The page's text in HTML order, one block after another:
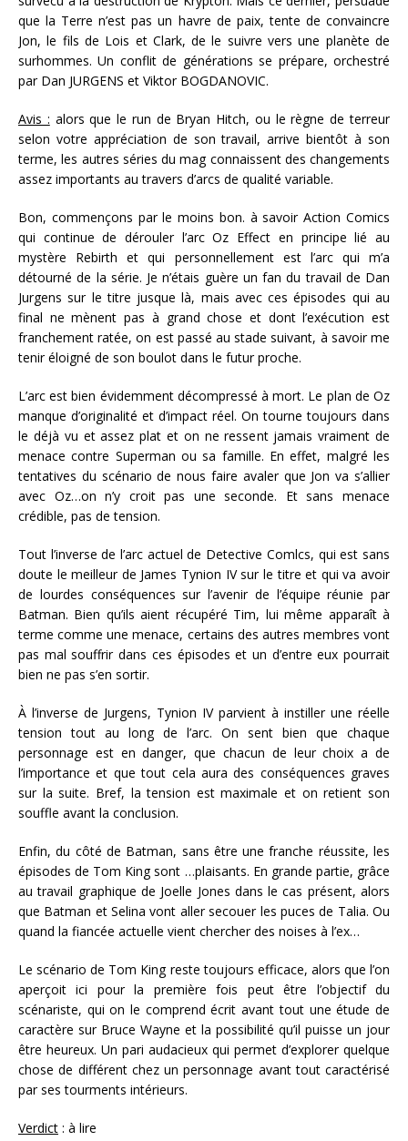
que la Terre n’est pas un havre de paix, tente de convaincre
Jon, le fils de Lois et Clark, de le suivre vers une planète de
surhommes. Un conflit de générations se prépare, orchestré
par Dan JURGENS et Viktor BOGDANOVIC.
Avis : alors que le run de Bryan Hitch, ou le règne de terreur
selon votre appréciation de son travail, arrive bientôt à son
terme, les autres séries du mag connaissent des changements
assez importants au travers d’arcs de qualité variable.
Bon, commençons par le moins bon. à savoir Action Comics
qui continue de dérouler l’arc Oz Effect en principe lié au
mystère Rebirth et qui personnellement est l’arc qui m’a
détourné de la série. Je n’étais guère un fan du travail de Dan
Jurgens sur le titre jusque là, mais avec ces épisodes qui au
final ne mènent pas à grand chose et dont l’exécution est
franchement ratée, on est passé au stade suivant, à savoir me
tenir éloigné de son boulot dans le futur proche.
L’arc est bien évidemment décompressé à mort. Le plan de Oz
manque d’originalité et d’impact réel. On tourne toujours dans
le déjà vu et assez plat et on ne ressent jamais vraiment de
menace contre Superman ou sa famille. En effet, malgré les
tentatives du scénario de nous faire avaler que Jon va s’allier
avec Oz…on n’y croit pas une seconde. Et sans menace
crédible, pas de tension.
Tout l’inverse de l’arc actuel de Detective Comlcs, qui est sans
doute le meilleur de James Tynion IV sur le titre et qui va avoir
de lourdes conséquences sur l’avenir de l’équipe réunie par
Batman. Bien qu’ils aient récupéré Tim, lui même apparaît à
terme comme une menace, certains des autres membres vont
pas mal souffrir dans ces épisodes et un d’entre eux pourrait
bien ne pas s’en sortir.
À l’inverse de Jurgens, Tynion IV parvient à instiller une réelle
tension tout au long de l’arc. On sent bien que chaque
personnage est en danger, que chacun de leur choix a de
l’importance et que tout cela aura des conséquences graves
sur la suite. Bref, la tension est maximale et on retient son
souffle avant la conclusion.
Enfin, du côté de Batman, sans être une franche réussite, les
épisodes de Tom King sont …plaisants. En grande partie, grâce
au travail graphique de Joelle Jones dans le cas présent, alors
que Batman et Selina vont aller secouer les puces de Talia. Ou
quand la fiancée actuelle vient chercher des noises à l’ex…
Le scénario de Tom King reste toujours efficace, alors que l’on
aperçoit ici pour la première fois peut être l’objectif du
scénariste, qui on le comprend écrit avant tout une étude de
caractère sur Bruce Wayne et la possibilité qu’il puisse un jour
être heureux. Un pari audacieux qui permet d’explorer quelque
chose de différent chez un personnage avant tout caractérisé
par ses tourments intérieurs.
Verdict : à lire